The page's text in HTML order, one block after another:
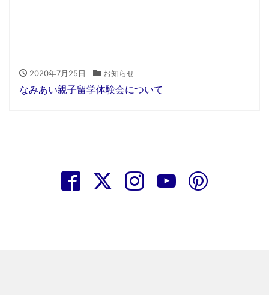
2020年7月25日 お知らせ
なみあい親子留学体験会について